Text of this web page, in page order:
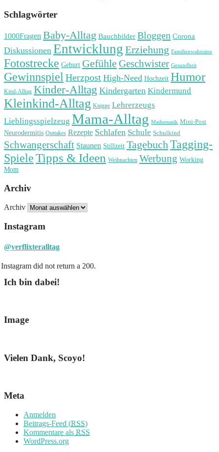
Schlagwörter
1000Fragen Baby-Alltag Bauchbilder Bloggen Corona
Diskussionen Entwicklung Erziehung Familienwahnsinn
Fotostrecke Geburt Gefühle Geschwister Gesundheit
Gewinnspiel Herzpost High-Need Hochzeit Humor
Kind-Alltag Kinder-Alltag Kindergarten Kindermund
Kleinkind-Alltag Knigge Lehrerzeugs
Lieblingsspielzeug Mama-Alltag Mathematik Mini-Post
Neurodermitis Outtakes Rezepte Schlafen Schule Schulkind
Schwangerschaft Staunen Stillzeit TagebuchTagging-
SpieleTipps & Ideen Weihnachten Werbung Working
Mom
Archiv
Archiv
Instagram
@verflixteralltag
Instagram did not return a 200.
Ich bin dabei!
Image
Vielen Dank, Scoyo!
Meta
Anmelden
Beitrags-Feed (RSS)
Kommentare als RSS
WordPress.org